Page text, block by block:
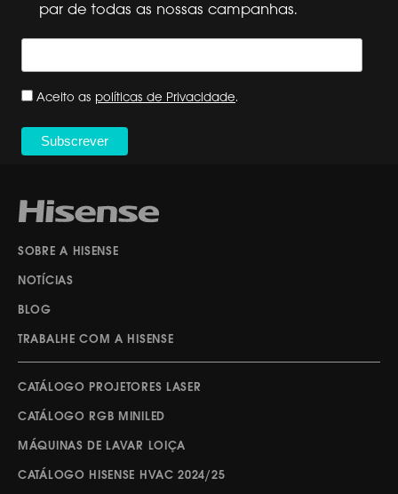
par de todas as nossas campanhas.
Aceito as políticas de Privacidade.
SOBRE A HISENSE
NOTÍCIAS
BLOG
TRABALHE COM A HISENSE
CATÁLOGO PROJETORES LASER
CATÁLOGO RGB MINILED
MÁQUINAS DE LAVAR LOIÇA
CATÁLOGO HISENSE HVAC 2024/25